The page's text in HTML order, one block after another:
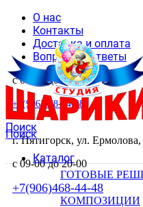
О нас
Контакты
Доставка и оплата
Вопросы и ответы
с 09-00 до 20-00
+7(906)468-44-48
Поиск
г. Пятигорск, ул.
с 09-00 до 20-00
+7(906)468-44-48
Поиск
Каталог
ГОТОВЫЕ
КОМПОЗИЦИИ